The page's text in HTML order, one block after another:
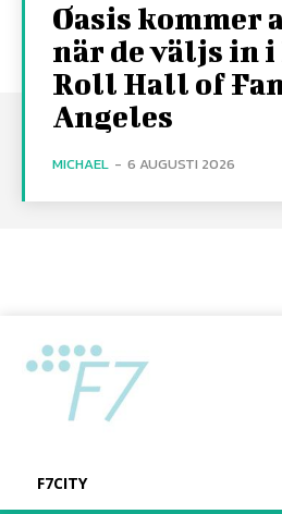
Oasis kommer
när de väljs in i
Roll Hall of
Angeles
MICHAEL - 6 AUGUSTI 2026
F7CITY